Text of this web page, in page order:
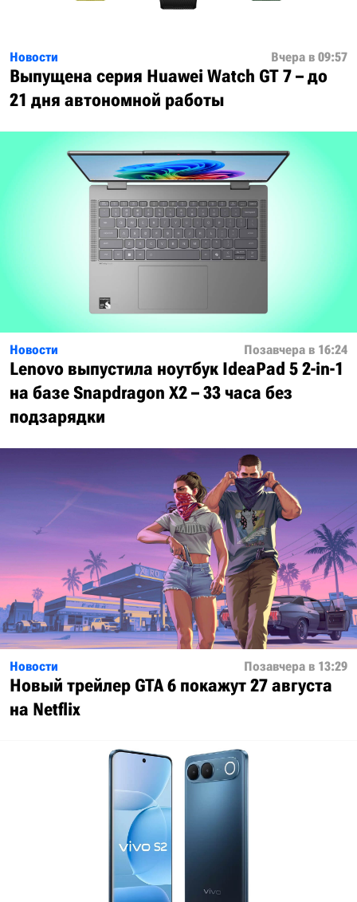
Новости Вчера в 09:57
Выпущена серия Huawei Watch GT 7 – до
21 дня автономной работы
Новости Позавчера в 16:24
Lenovo выпустила ноутбук IdeaPad 5 2-in-1
на базе Snapdragon X2 – 33 часа без
подзарядки
Новости Позавчера в 13:29
Новый трейлер GTA 6 покажут 27 августа
на Netflix